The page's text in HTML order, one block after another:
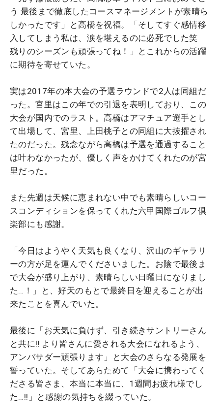
う 最後まで徹底したコースマネージメントが素晴ら
しかったです」と高橋を祝福。「そしてすぐ感情移
入してしまう私は、涙を堪えるのに必死でした笑
残りのシーズンも頑張ってね！」とこれからの活躍
に期待を寄せていた。
実は2017年の本大会の予選ラウンドで2人は同組だ
った。宮里はこの年での引退を表明しており、この
大会が国内でのラスト。高橋はアマチュア選手とし
て出場して、宮里、上田桃子との同組に大抜擢され
たのだった。残念ながら高橋は予選を通過すること
は叶わなかったが、優しく声をかけてくれたのが宮
里だった。
また先週は天候に恵まれない中でも素晴らしいコー
スコンディションを保ってくれた六甲国際ゴルフ倶
楽部にも感謝。
「今日はようやく天気も良くなり、沢山のギャラリ
ーの方が足を運んでくださいました。お陰で最後ま
で大会が盛り上がり、素晴らしい日曜日になりまし
た…！」と、好天のもとで最終日を迎えることが出
来たことを喜んでいた。
最後に「お天気に負けず、引き続きサントリーさん
と共に!! より皆さんに愛される大会になれるよう、
アンバサダー頑張ります」と大会のさらなる発展を
誓っていた。そしてあらためて「大会に携わってく
ださる皆さま、本当に本当に、1週間お疲れ様でし
た…!!」と感謝の気持ちを綴っていた。